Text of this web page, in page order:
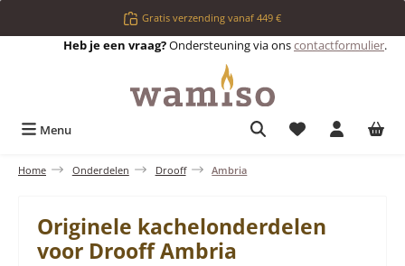
Ga naar de hoofdinhoudGratis verzending vanaf 449 €
Heb je een vraag?Ondersteuning via onscontactformulier.
Menu Je hebt 0 items
Home Onderdelen Drooff Ambria
Originele kachelonderdelen
voor Drooff Ambria